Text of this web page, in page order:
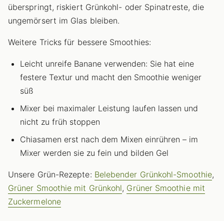
überspringt, riskiert Grünkohl- oder Spinatreste, die
ungemörsert im Glas bleiben.
Weitere Tricks für bessere Smoothies:
Leicht unreife Banane verwenden: Sie hat eine
festere Textur und macht den Smoothie weniger
süß
Mixer bei maximaler Leistung laufen lassen und
nicht zu früh stoppen
Chiasamen erst nach dem Mixen einrühren – im
Mixer werden sie zu fein und bilden Gel
Unsere Grün-Rezepte: Belebender Grünkohl-Smoothie,
Grüner Smoothie mit Grünkohl, Grüner Smoothie mit
Zuckermelone